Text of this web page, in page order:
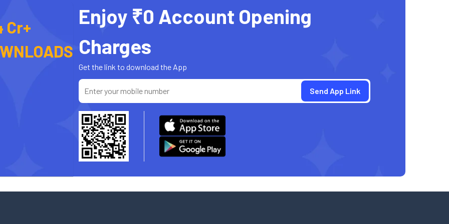
Cr+
Enjoy ₹0 Account Opening
Charges
Get the link to download the App